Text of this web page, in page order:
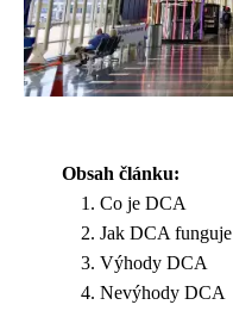
Obsah článku:
Co je DCA
Jak DCA funguje
Výhody DCA
Nevýhody DCA